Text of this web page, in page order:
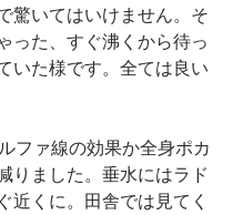
驚いてはいけません。そ
った、すぐ沸くから待っ
いた様です。全ては良い
ファ線の効果か全身ポカ
りました。垂水にはラド
近くに。田舎では見てく